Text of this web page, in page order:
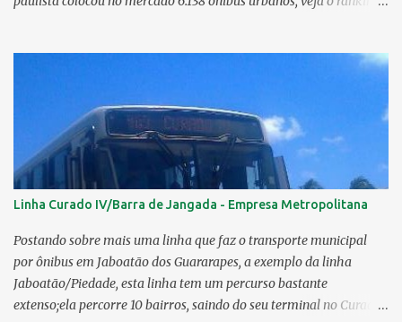
Ônibus , a Volare, que não faz parte da associação, fabricou neste
ano, 327 modelos urbanos. O que aconteceu com a Comil ? A Comil
vem de um processo de recuperação judicial e fechamento de filial,
o que em 2025 fez com que a encarroçadora só produzisse 16
unidades de ônibus urbanos, a empresa têm mantido o foco em
rodoviários, ficando em segundo lugar na produção, perdendo
apenas para a Marcopolo. O último modelo urbano lançado pela
Comil foi o Svelto BRS 2019. Em solo pernambucano uma das
últimas aquis...
Linha Curado IV/Barra de Jangada - Empresa Metropolitana
Postando sobre mais uma linha que faz o transporte municipal
por ônibus em Jaboatão dos Guararapes, a exemplo da linha
Jaboatão/Piedade, esta linha tem um percurso bastante
extenso;ela percorre 10 bairros, saindo do seu terminal no Curado